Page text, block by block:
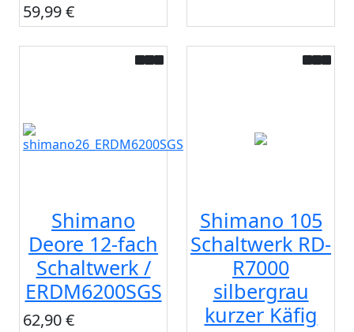
59,99 €
Shimano
Deore 12-fach
Schaltwerk /
ERDM6200SGS
62,90 €
Shimano 105
Schaltwerk RD-
R7000
silbergrau
kurzer Käfig